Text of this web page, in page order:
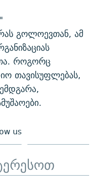
გოლოევთან, ამ
როგორც
თავისუფლებას,
us